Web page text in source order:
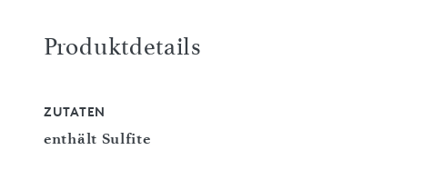
Produktdetails
ZUTATEN
enthält Sulfite